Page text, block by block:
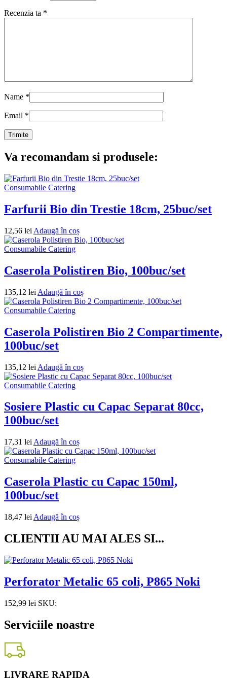
Recenzia ta *
Name *
Email *
Va recomandam si produsele:
Consumabile Catering
Farfurii Bio din Trestie 18cm, 25buc/set
12,56 lei Adaugă în coș
Consumabile Catering
Caserola Polistiren Bio, 100buc/set
135,12 lei Adaugă în coș
Consumabile Catering
Caserola Polistiren Bio 2 Compartimente,
100buc/set
135,12 lei Adaugă în coș
Consumabile Catering
Sosiere Plastic cu Capac Separat 80cc,
100buc/set
17,31 lei Adaugă în coș
Consumabile Catering
Caserola Plastic cu Capac 150ml,
100buc/set
18,47 lei Adaugă în coș
CLIENTII AU MAI ALES SI...
Perforator Metalic 65 coli, P865 Noki
152,99 lei SKU:
Serviciile noastre
LIVRARE RAPIDA